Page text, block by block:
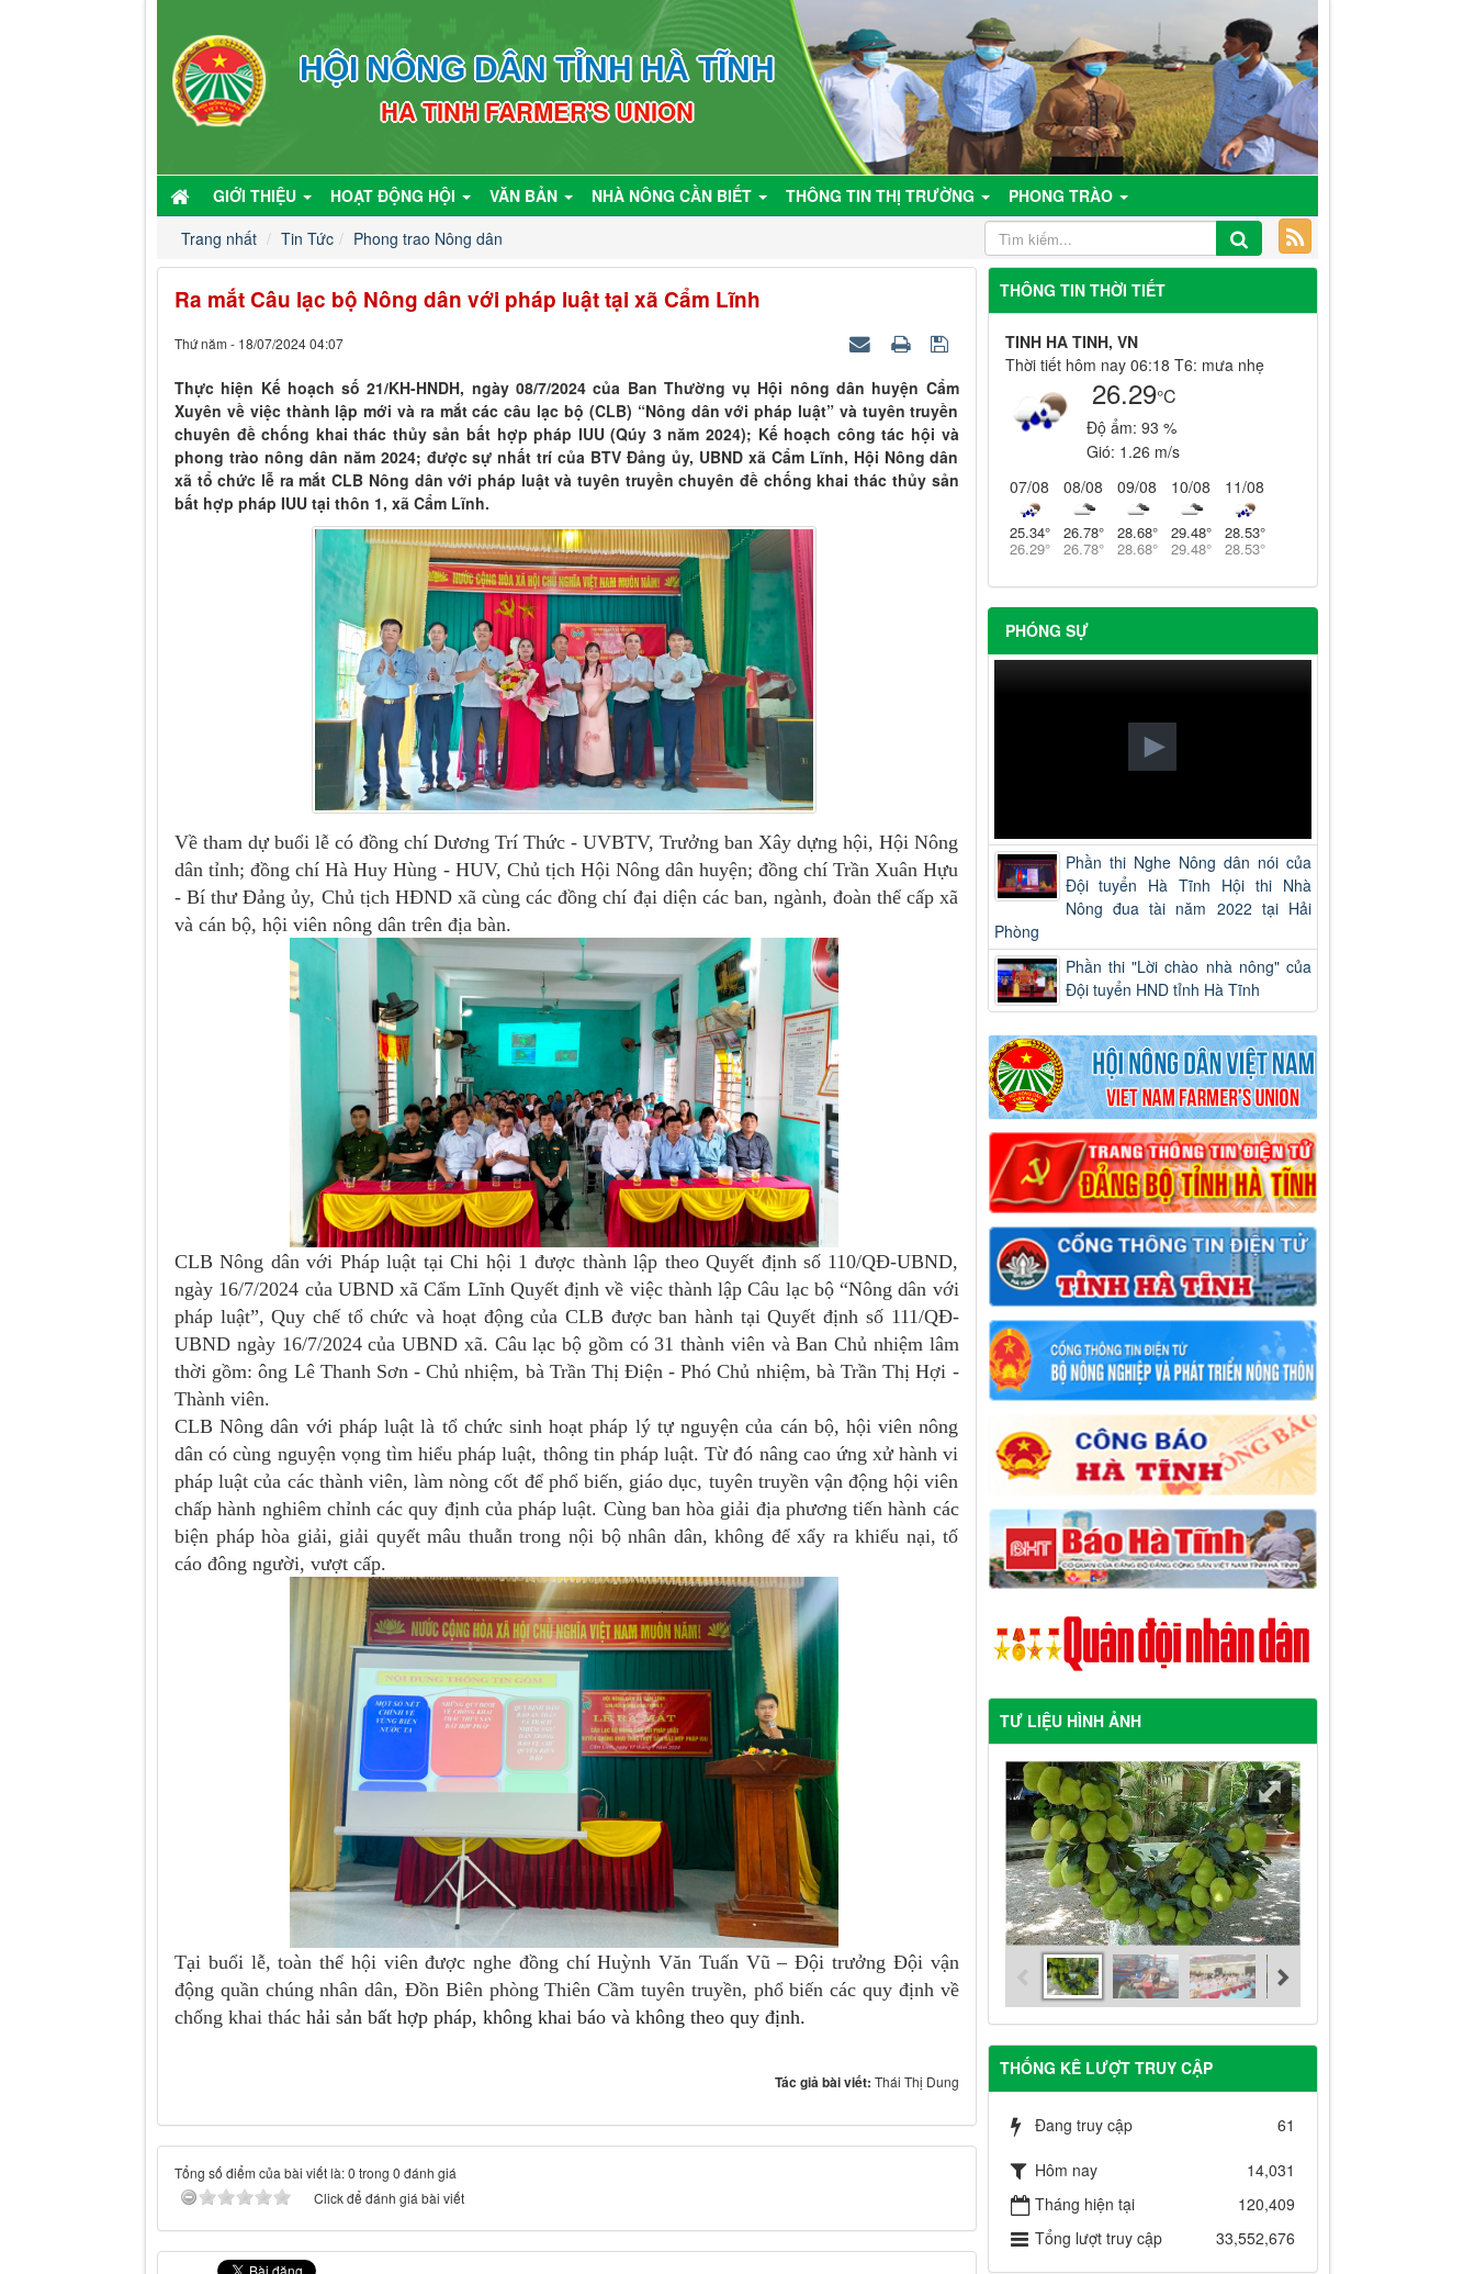
HỘI NÔNG DÂN TỈNH HÀ TĨNH
HA TINH FARMER'S UNION
GIỚI THIỆU HOẠT ĐỘNG HỘI VĂN BẢN NHÀ NÔNG CẦN BIẾT THÔNG TIN THỊ TRƯỜNG
PHONG TRÀO
Trang nhất
Tin Tức Phong trao Nông dân
Ra mắt Câu lạc bộ Nông dân với pháp luật tại xã Cẩm Lĩnh
Thứ năm - 18/07/2024 04:07
Thực hiện Kế hoạch số 21/KH-HNDH, ngày 08/7/2024 của Ban Thường vụ Hội nông dân huyện Cẩm
Xuyên về việc thành lập mới và ra mắt các câu lạc bộ (CLB) “Nông dân với pháp luật” và tuyên truyền
chuyên đề chống khai thác thủy sản bất hợp pháp IUU (Qúy 3 năm 2024); Kế hoạch công tác hội và
phong trào nông dân năm 2024; được sự nhất trí của BTV Đảng ủy, UBND xã Cẩm Lĩnh, Hội Nông dân
xã tổ chức lễ ra mắt CLB Nông dân với pháp luật và tuyên truyền chuyên đề chống khai thác thủy sản
bất hợp pháp IUU tại thôn 1, xã Cẩm Lĩnh.
Về tham dự buổi lễ có đồng chí Dương Trí Thức - UVBTV, Trưởng ban Xây dựng hội, Hội Nông
dân tỉnh; đồng chí Hà Huy Hùng - HUV, Chủ tịch Hội Nông dân huyện; đồng chí Trần Xuân Hựu
- Bí thư Đảng ủy, Chủ tịch HĐND xã cùng các đồng chí đại diện các ban, ngành, đoàn thể cấp xã
và cán bộ, hội viên nông dân trên địa bàn.
CLB Nông dân với Pháp luật tại Chi hội 1 được thành lập theo Quyết định số 110/QĐ-UBND,
ngày 16/7/2024 của UBND xã Cẩm Lĩnh Quyết định về việc thành lập Câu lạc bộ “Nông dân với
pháp luật”, Quy chế tổ chức và hoạt động của CLB được ban hành tại Quyết định số 111/QĐ-
UBND ngày 16/7/2024 của UBND xã. Câu lạc bộ gồm có 31 thành viên và Ban Chủ nhiệm lâm
thời gồm: ông Lê Thanh Sơn - Chủ nhiệm, bà Trần Thị Điện - Phó Chủ nhiệm, bà Trần Thị Hợi -
Thành viên.
CLB Nông dân với pháp luật là tổ chức sinh hoạt pháp lý tự nguyện của cán bộ, hội viên nông
dân có cùng nguyện vọng tìm hiểu pháp luật, thông tin pháp luật. Từ đó nâng cao ứng xử hành vi
pháp luật của các thành viên, làm nòng cốt để phổ biến, giáo dục, tuyên truyền vận động hội viên
chấp hành nghiêm chỉnh các quy định của pháp luật. Cùng ban hòa giải địa phương tiến hành các
biện pháp hòa giải, giải quyết mâu thuẫn trong nội bộ nhân dân, không để xẩy ra khiếu nại, tố
cáo đông người, vượt cấp.
Tại buổi lễ, toàn thể hội viên được nghe đồng chí Huỳnh Văn Tuấn Vũ – Đội trưởng Đội vận
động quần chúng nhân dân, Đồn Biên phòng Thiên Cầm tuyên truyền, phổ biến các quy định về
chống khai thác hải sản bất hợp pháp, không khai báo và không theo quy định.
Tác giả bài viết: Thái Thị Dung
Tổng số điểm của bài viết là: 0 trong 0 đánh giá
Click để đánh giá bài viết
THÔNG TIN THỜI TIẾT
TINH HA TINH, VN
Thời tiết hôm nay 06:18 T6: mưa nhẹ
26.29°C
Độ ẩm: 93 %
Gió: 1.26 m/s
07/08
25.34°
26.29°
08/08
26.78°
26.78°
09/08
28.68°
28.68°
10/08
29.48°
29.48°
11/08
28.53°
28.53°
PHÓNG SỰ
Phần thi Nghe Nông dân nói của
Đội tuyển Hà Tĩnh Hội thi Nhà
Nông đua tài năm 2022 tại Hải
Phòng
Phần thi "Lời chào nhà nông" của
Đội tuyển HND tỉnh Hà Tĩnh
TƯ LIỆU HÌNH ẢNH
THỐNG KÊ LƯỢT TRUY CẬP
Đang truy cập 61
Hôm nay
14,031
Tháng hiện tại
120,409
Tổng lượt truy cập
33,552,676